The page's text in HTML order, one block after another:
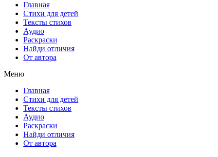
Главная
Стихи для детей
Тексты стихов
Аудио
Раскраски
Найди отличия
От автора
Меню
Главная
Стихи для детей
Тексты стихов
Аудио
Раскраски
Найди отличия
От автора